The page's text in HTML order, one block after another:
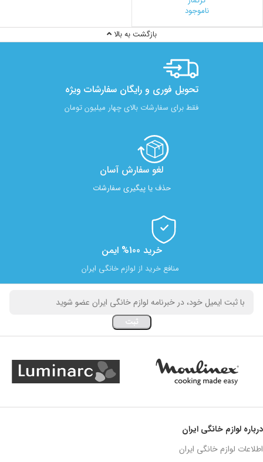
ناموجود
بازگشت به بالا
تحویل فوری و رایگان سفارشات ویژه
فقط برای سفارشات بالای چهار میلیون تومان
لغو سفارش آسان​
حذف یا پیگیری سفارشات
خرید 100% ایمن
منافع خرید از لوازم خانگی ایران
درباره لوازم خانگی ایران
اطلاعات لوازم خانگی ایران